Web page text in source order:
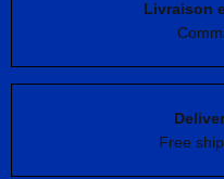
Livraison
Free